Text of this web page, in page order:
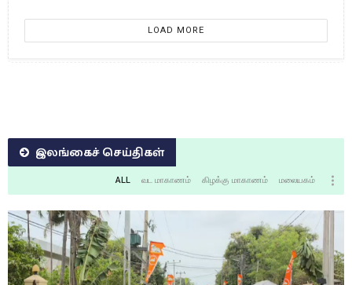
LOAD MORE
இலங்கைச் செய்திகள்
ALL வட மாகாணம் கிழக்கு மாகாணம் மலையகம்